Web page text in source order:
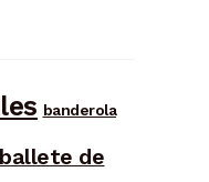
banderola
de